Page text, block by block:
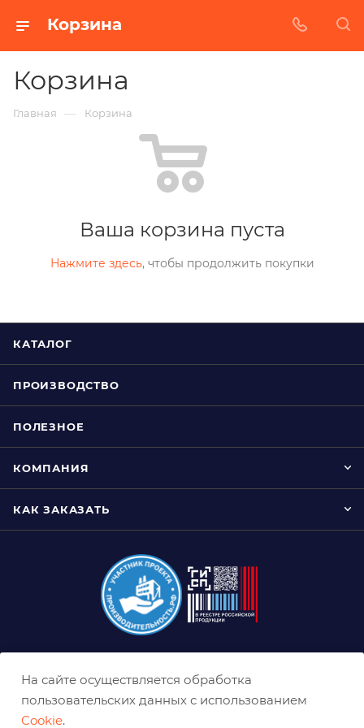
Корзина
Корзина
Главная — Корзина
Ваша корзина пуста
Нажмите здесь, чтобы продолжить покупки
КАТАЛОГ
ПРОИЗВОДСТВО
ПОЛЕЗНОЕ
КОМПАНИЯ
КАК ЗАКАЗАТЬ
kazan@belabraziv.ru
На сайте осуществляется обработка
пользовательских данных с использованием
Cookie.